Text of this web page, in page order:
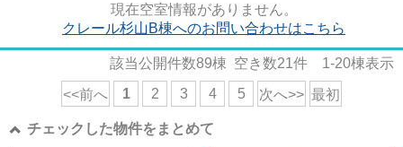
現在空室情報がありません。
クレール杉山B棟へのお問い合わせはこちら
該当公開件数89棟 空き数21件 1-20棟表示
<<前へ 1 2 3 4 5 次へ>> 最初
チェックした物件をまとめて